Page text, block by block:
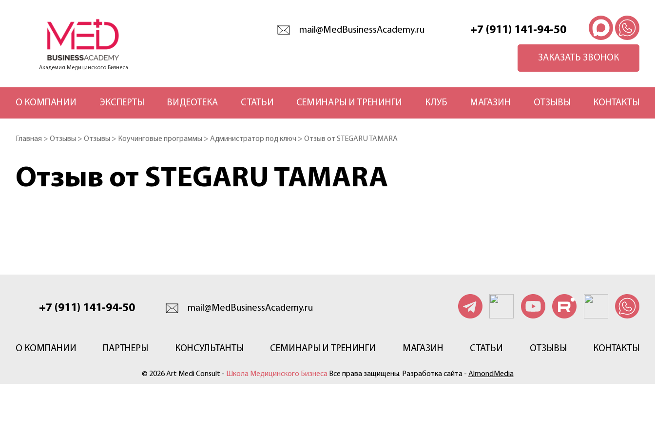
Академия Медицинского Бизнеса
mail@MedBusinessAcademy.ru +7 (911) 141-94-50
ЗАКАЗАТЬ ЗВОНОК
О КОМПАНИИ ЭКСПЕРТЫ ВИДЕОТЕКА СТАТЬИ СЕМИНАРЫ И ТРЕНИНГИ КЛУБ МАГАЗИН ОТЗЫВЫ КОНТАКТЫ
Главная > Отзывы > Отзывы > Коучинговые программы > Администратор под ключ > Отзыв от STEGARU TAMARA
Отзыв от STEGARU TAMARA
+7 (911) 141-94-50 mail@MedBusinessAcademy.ru
О КОМПАНИИ ПАРТНЕРЫ КОНСУЛЬТАНТЫ СЕМИНАРЫ И ТРЕНИНГИ МАГАЗИН СТАТЬИ ОТЗЫВЫ КОНТАКТЫ
© 2026 Art Medi Consult - Школа Медицинского БизнесаВсе права защищены. Разработка сайта - AlmondMedia